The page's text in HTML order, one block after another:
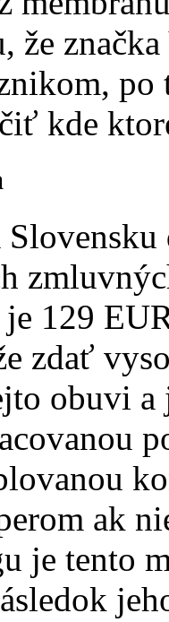
že
kde
129
zdať
obuvi a
ak
je tento